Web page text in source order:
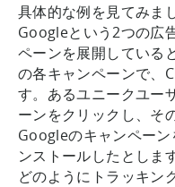
具体的な例を見てみま
Googleという2つの広
ペーンを展開している
の各キャンペーンで、
す。あるユニークユー
ーンをクリックし、そ
Googleのキャンペー
ンストールしたとしま
どのようにトラッキン